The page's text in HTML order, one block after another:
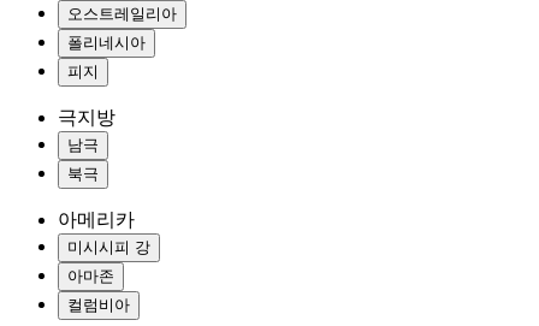
오스트레일리아
폴리네시아
피지
극지방
남극
북극
아메리카
미시시피 강
아마존
컬럼비아